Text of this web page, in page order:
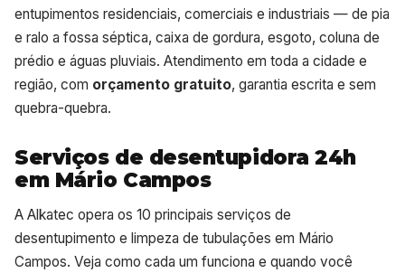
entupimentos residenciais, comerciais e industriais — de pia
e ralo a fossa séptica, caixa de gordura, esgoto, coluna de
prédio e águas pluviais. Atendimento em toda a cidade e
região, com orçamento gratuito, garantia escrita e sem
quebra-quebra.
Serviços de desentupidora 24h
em Mário Campos
A Alkatec opera os 10 principais serviços de
desentupimento e limpeza de tubulações em Mário
Campos. Veja como cada um funciona e quando você